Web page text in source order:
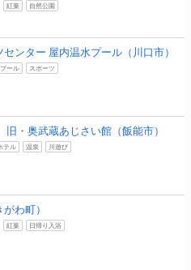
紅葉 自然公園
センター 屋内温水プール（川口市）
プール スポーツ
・奥武蔵あじさい館（飯能市）
テル 温泉 川遊び
わ町）
紅葉 日帰り入浴